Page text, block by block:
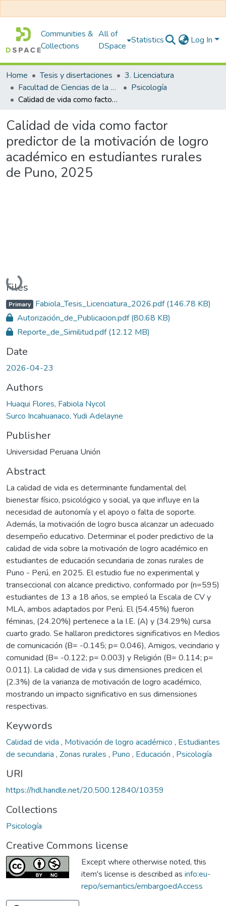
Communities &
Collections
All of
DSpace
Statistics Log In
Home Tesis y disertaciones
3. Licenciatura
Facultad de Ciencias de la Salud
Psicología
Calidad de vida como factor predictor de la motivación de logro académico en estudiantes rurales de Puno, 2025
Calidad de vida como factor
predictor de la motivación de logro
académico en estudiantes rurales
de Puno, 2025
Loading...
Files
Primary Fabiola_Tesis_Licenciatura_2026.pdf(146.78 KB)
Autorización_de_Publicacion.pdf(80.68 KB)
Reporte_de_Similitud.pdf(12.12 MB)
Date
2026-04-23
Authors
Huaqui Flores, Fabiola Nycol
Surco Incahuanaco, Yudi Adelayne
Publisher
Universidad Peruana Unión
Abstract
La calidad de vida es determinante fundamental del
bienestar físico, psicológico y social, ya que influye en la
necesidad de autonomía y el apoyo o falta de soporte.
Además, la motivación de logro busca alcanzar un adecuado
desempeño educativo. Determinar el poder predictivo de la
calidad de vida sobre la motivación de logro académico en
estudiantes de educación secundaria de zonas rurales de
Puno - Perú, en 2025. El estudio fue no experimental y
transeccional con alcance predictivo, conformado por (n=595)
estudiantes de 13 a 18 años, se empleó la Escala de CV y
MLA, ambos adaptados por Perú. El (54.45%) fueron
féminas, (24.20%) pertenece a la I.E. (A) y (34.29%) cursa
cuarto grado. Se hallaron predictores significativos en Medios
de comunicación (B= -0.145; p= 0.046), Amigos, vecindario y
comunidad (B= -0.122; p= 0.003) y Religión (B= 0.114; p=
0.011). La calidad de vida y sus dimensiones predicen el
(2.3%) de la varianza de motivación de logro académico,
mostrando un impacto significativo en sus dimensiones
respectivas.
Keywords
Calidad de vida , Motivación de logro académico , Estudiantes
de secundaria , Zonas rurales , Puno , Educación , Psicología
URI
https://hdl.handle.net/20.500.12840/10359
Collections
Psicología
Creative Commons license
Except where otherwise noted, this
item's license is described as info:eu-
repo/semantics/embargoedAccess